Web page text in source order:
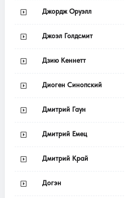
Джордж Оруэлл
Джоэл Голдсмит
Дзию Кеннетт
Диоген Синопский
Дмитрий Гаун
Дмитрий Емец
Дмитрий Край
Догэн